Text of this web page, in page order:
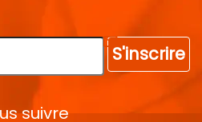
S'inscrire
suivre